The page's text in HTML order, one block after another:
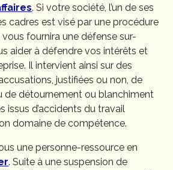
. Si votre société, l’un de ses
cadres est visé par une procédure
vous fournira une défense sur-
aider à défendre vos intérêts et
Il intervient ainsi sur des
justifiées ou non, de
de détournement ou blanchiment
issus d’accidents du travail
domaine de compétence.
une personne-ressource en
. Suite à une suspension de